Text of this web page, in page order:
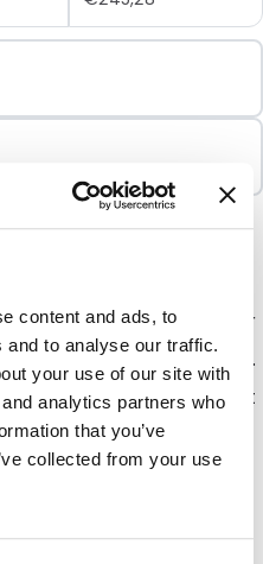
content and ads, to
to analyse our traffic.
your use of our site with
analytics partners who
that you’ve
collected from your use
und durchsichtiger
dessen Inhalt Sie in all
TopTac ist weit mehr
Schutz des Inhalts dient.
Mitteilung mit Sicherheit
wird. TopTac schenkt
Glanz und macht Ihr
Sinne des Wortes!
Portokosten, weil der